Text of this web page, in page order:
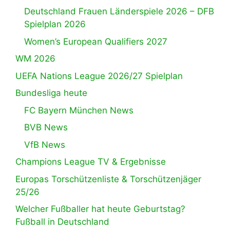
Deutschland Frauen Länderspiele 2026 – DFB
Spielplan 2026
Women’s European Qualifiers 2027
WM 2026
UEFA Nations League 2026/27 Spielplan
Bundesliga heute
FC Bayern München News
BVB News
VfB News
Champions League TV & Ergebnisse
Europas Torschützenliste & Torschützenjäger
25/26
Welcher Fußballer hat heute Geburtstag?
Fußball in Deutschland